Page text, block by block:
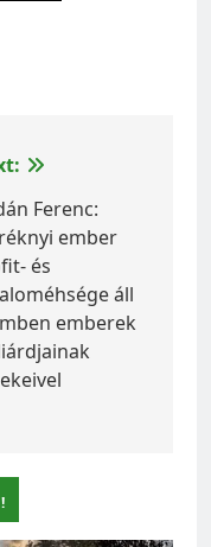
Ferenc:
ember
és
áll
emberek